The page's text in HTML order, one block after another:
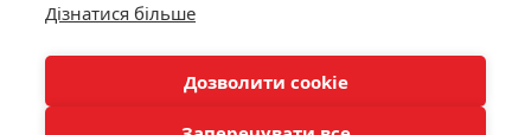
Дізнатися більше
Дозволити cookie
Наша адреса
КНОПКА